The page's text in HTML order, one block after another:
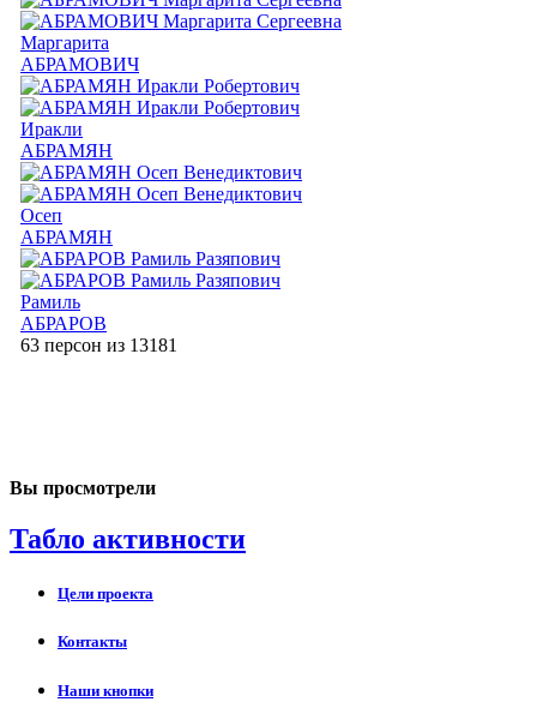
Маргарита
АБРАМОВИЧ
Иракли
АБРАМЯН
Осеп
АБРАМЯН
Рамиль
АБРАРОВ
63 персон из 13181
Вы просмотрели
Табло активности
Цели проекта
Контакты
Наши кнопки